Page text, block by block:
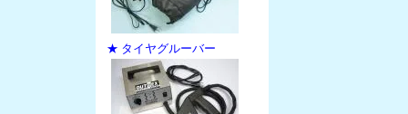
★ タイヤグルーバー